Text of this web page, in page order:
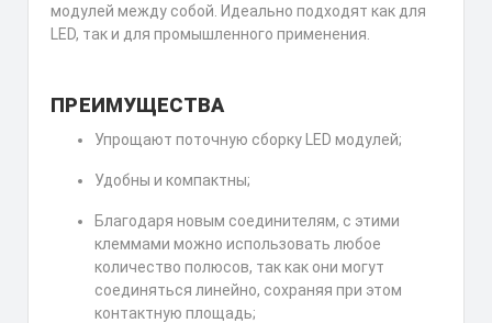
модулей между собой. Идеально подходят как для
LED, так и для промышленного применения.
ПРЕИМУЩЕСТВА
Упрощают поточную сборку LED модулей;
Удобны и компактны;
Благодаря новым соединителям, с этими
клеммами можно использовать любое
количество полюсов, так как они могут
соединяться линейно, сохраняя при этом
контактную площадь;